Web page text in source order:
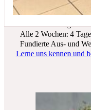
Ein sicherer
Alle 2 Wochen: 4
Fundierte Aus- und
Lerne uns kennen und